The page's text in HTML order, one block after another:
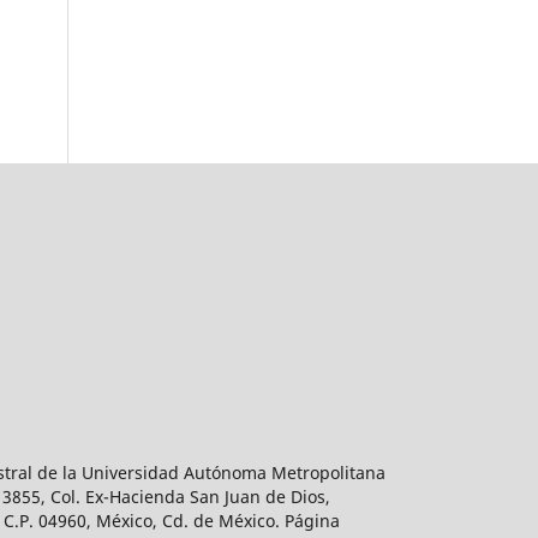
de la Universidad Autónoma Metropolitana
Col. Ex-Hacienda San Juan de Dios,
04960, México, Cd. de México. Página